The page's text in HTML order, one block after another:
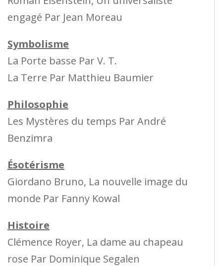
engagé Par Jean Moreau
Symbolisme
La Porte basse Par V. T.
La Terre Par Matthieu Baumier
Philosophie
Les Mystères du temps Par André
Benzimra
Ésotérisme
Giordano Bruno, La nouvelle image du
monde Par Fanny Kowal
Histoire
Clémence Royer, La dame au chapeau
rose Par Dominique Segalen